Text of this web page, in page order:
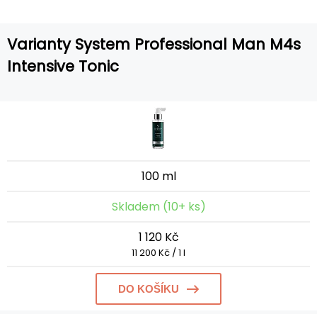
Varianty System Professional Man M4s
Intensive Tonic
100 ml
Skladem (10+ ks)
1 120 Kč
11 200 Kč / 1 l
DO KOŠÍKU